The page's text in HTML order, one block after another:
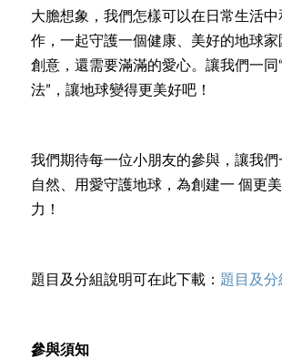
大膽想象，我們怎樣可以在日常生活中
作，一起守護一個健康、美好的地球家
創意，還需要滿滿的愛心。讓我們一同
法”，讓地球變得更美好吧！
我們期待每一位小朋友的參與，讓我們
自然、用愛守護地球，為創建一 個更
力！
題目及分組說明可在此下載： 題目及分
參與須知